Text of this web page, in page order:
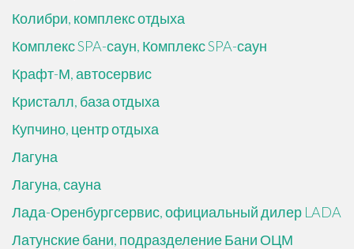
Колибри, комплекс отдыха
Комплекс SPA-саун, Комплекс SPA-саун
Крафт-М, автосервис
Кристалл, база отдыха
Купчино, центр отдыха
Лагуна
Лагуна, сауна
Лада-Оренбургсервис, официальный дилер LADA
Латунские бани, подразделение Бани ОЦМ